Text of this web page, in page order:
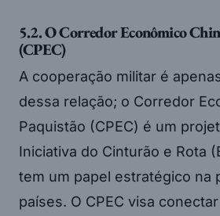
5.2. O Corredor Econômico
(CPEC)
A cooperação militar é
dessa relação; o Corredor
Paquistão (CPEC) é um
Iniciativa do Cinturão e Rota
tem um papel estratégico na
países. O CPEC visa